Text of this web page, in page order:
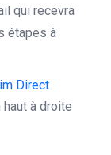
qui recevra
étapes à
Direct
à droite